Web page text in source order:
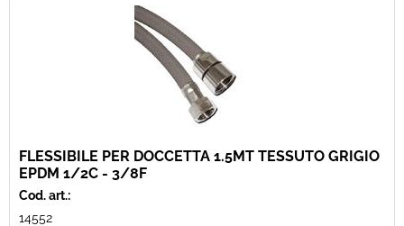
FLESSIBILE PER DOCCETTA 1.5MT TESSUTO GRIGIO
EPDM 1/2C - 3/8F
Cod. art.:
14552